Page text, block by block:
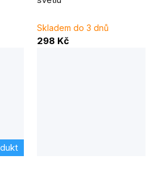
Skladem do 3 dnů
298 Kč